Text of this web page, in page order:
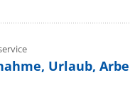
Urlaub,